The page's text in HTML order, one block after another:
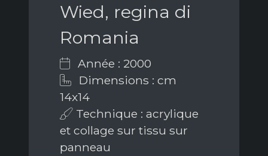
Wied, regina di
Romania
Année : 2000
Dimensions : cm
14x14
Technique : acrylique
et collage sur tissu sur
panneau